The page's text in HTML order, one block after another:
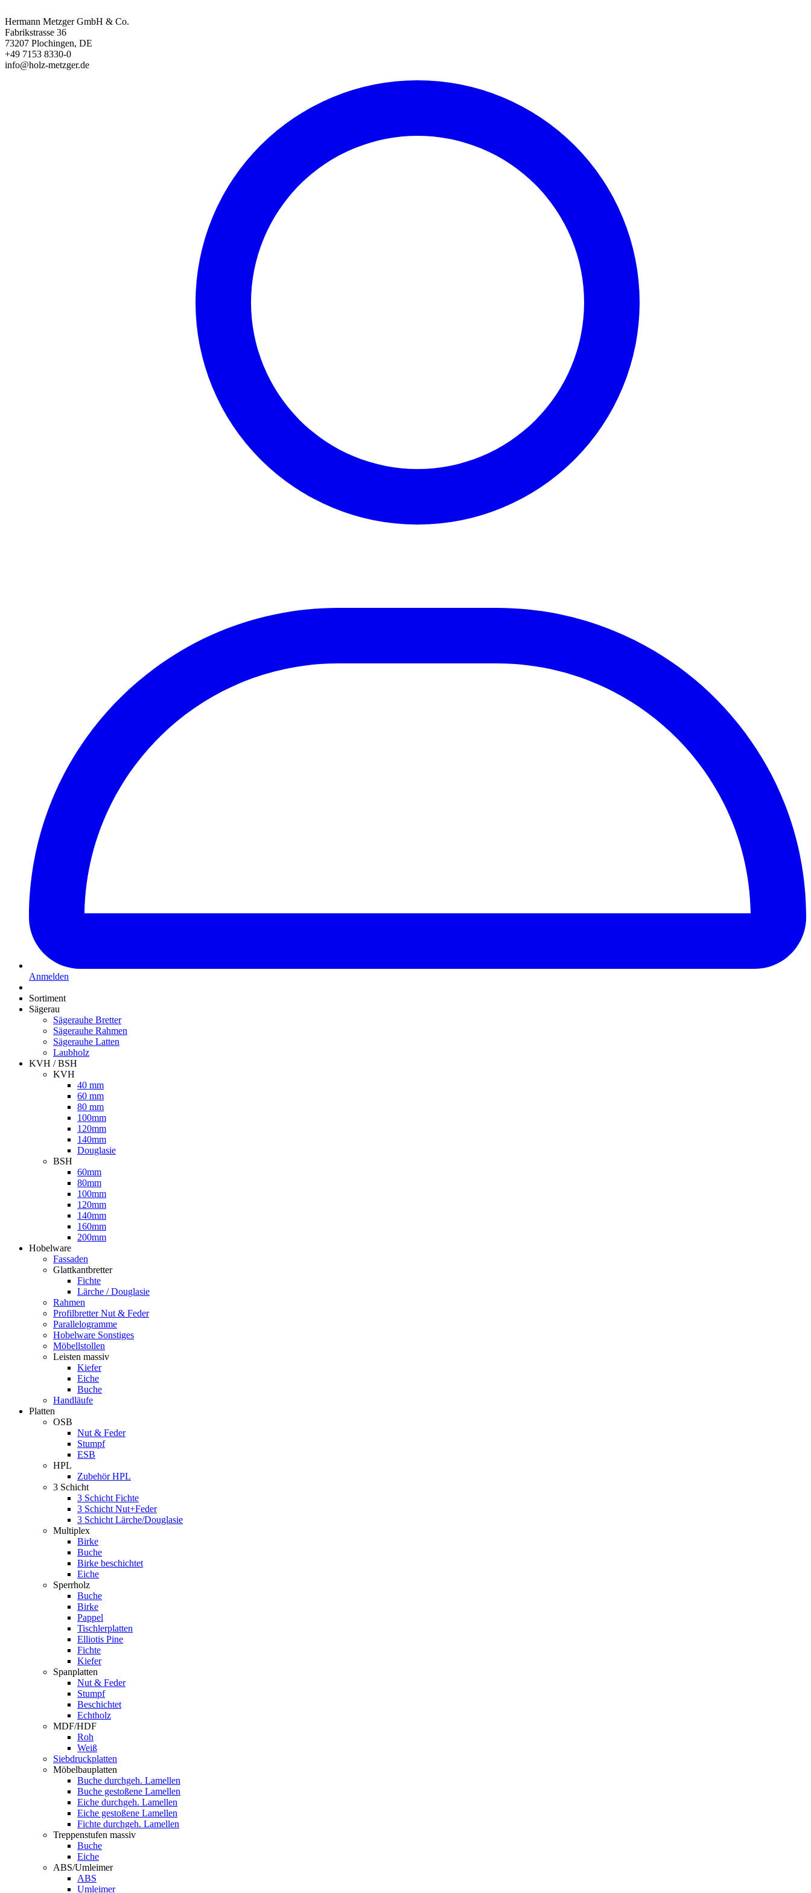
Hermann Metzger GmbH & Co.
Fabrikstrasse 36
73207 Plochingen, DE
+49 7153 8330-0
info@holz-metzger.de
Anmelden
Sortiment
Sägerau
Sägerauhe Bretter
Sägerauhe Rahmen
Sägerauhe Latten
Laubholz
KVH / BSH
KVH
40 mm
60 mm
80 mm
100mm
120mm
140mm
Douglasie
BSH
60mm
80mm
100mm
120mm
140mm
160mm
200mm
Hobelware
Fassaden
Glattkantbretter
Fichte
Lärche / Douglasie
Rahmen
Profilbretter Nut & Feder
Parallelogramme
Hobelware Sonstiges
Möbellstollen
Leisten massiv
Kiefer
Eiche
Buche
Handläufe
Platten
OSB
Nut & Feder
Stumpf
ESB
HPL
Zubehör HPL
3 Schicht
3 Schicht Fichte
3 Schicht Nut+Feder
3 Schicht Lärche/Douglasie
Multiplex
Birke
Buche
Birke beschichtet
Eiche
Sperrholz
Buche
Birke
Pappel
Tischlerplatten
Elliotis Pine
Fichte
Kiefer
Spanplatten
Nut & Feder
Stumpf
Beschichtet
Echtholz
MDF/HDF
Roh
Weiß
Siebdruckplatten
Möbelbauplatten
Buche durchgeh. Lamellen
Buche gestoßene Lamellen
Eiche durchgeh. Lamellen
Eiche gestoßene Lamellen
Fichte durchgeh. Lamellen
Treppenstufen massiv
Buche
Eiche
ABS/Umleimer
ABS
Umleimer